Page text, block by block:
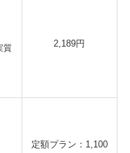
質
2,189円
定額プラン：1,100